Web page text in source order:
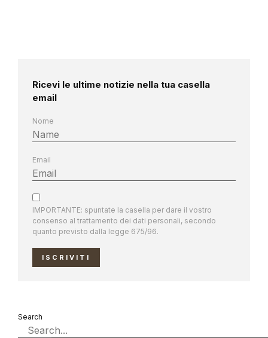
Ricevi le ultime notizie nella tua casella
email
Nome
Email
IMPORTANTE: spuntate la casella per dare il vostro
consenso al trattamento dei dati personali, secondo
quanto previsto dalla legge 675/96.
ISCRIVITI
Search